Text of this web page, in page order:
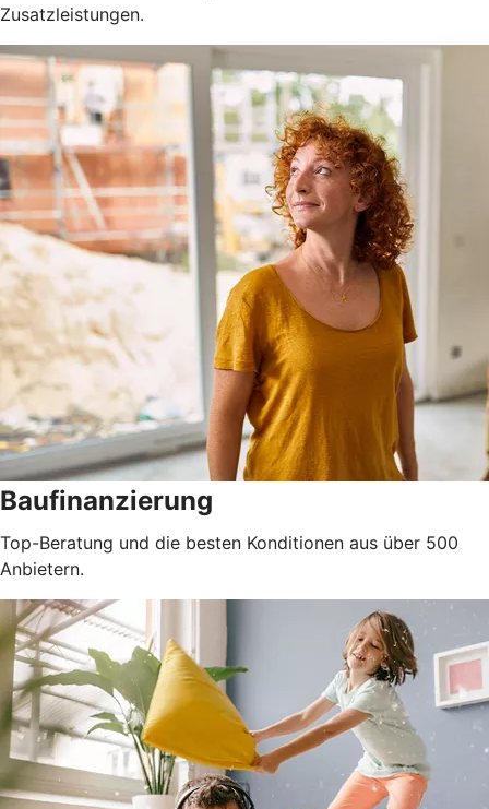
Zusatzleistungen.
Baufinanzierung
Top-Beratung und die besten Konditionen aus über 500
Anbietern.